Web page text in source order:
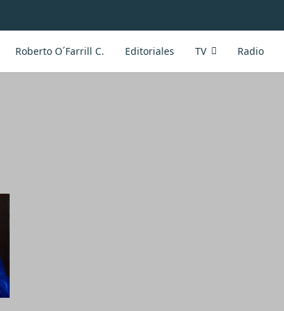
Roberto O´Farrill C. Editoriales TV Radio